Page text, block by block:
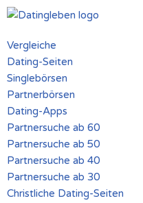
Inhalt
springen
Vergleiche
Dating-Seiten
Singlebörsen
Partnerbörsen
Dating-Apps
Partnersuche ab 60
Partnersuche ab 50
Partnersuche ab 40
Partnersuche ab 30
Christliche Dating-Seiten